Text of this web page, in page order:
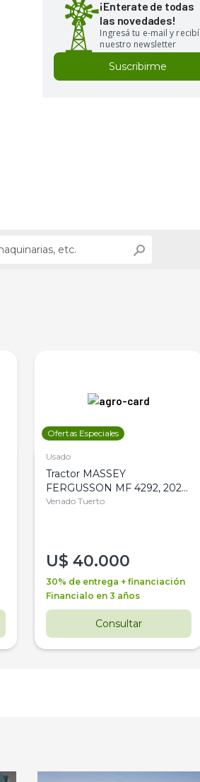
¡Enterate de todas
las novedades!
Ingresá tu e-mail y recibí
nuestro newsletter
Suscribirme
Ofertas Especiales
Usado
Tractor MASSEY
FERGUSSON MF 4292, 2020,
4WD, PATON
Venado Tuerto
U$ 40.000
30% de entrega + financiación
Financialo en 3 años
Consultar